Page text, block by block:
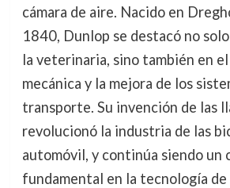
cámara de aire. Nacido en
1840, Dunlop se destacó no
la veterinaria, sino también en el
mecánica y la mejora de los
transporte. Su invención de las
revolucionó la industria de las
automóvil, y continúa siendo un
fundamental en la tecnología